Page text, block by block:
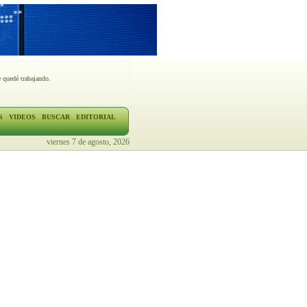
trabajando.
VIDEOS BUSCAR
EDITORIAL
viernes 7 de agosto, 2026